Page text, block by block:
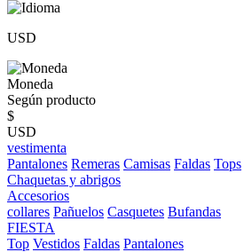
USD
Moneda
Según producto
$
USD
vestimenta
Pantalones Remeras Camisas Faldas Tops
Chaquetas y abrigos
Accesorios
collares Pañuelos Casquetes Bufandas
FIESTA
Top Vestidos Faldas Pantalones